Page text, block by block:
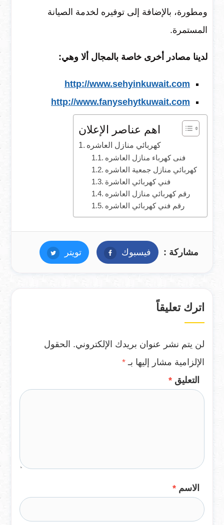
ومطورة، بالإضافة إلى توفيره لخدمة الصيانة
المستمرة.
لدينا مصادر أخرى خاصة بالمجال ألا وهي:
http://www.sehyinkuwait.com
http://www.fanysehytkuwait.com
اهم عناصر الإعلان
كهربائي منازل العاشره
فنى كهرباء منازل العاشره
كهربائي منازل جمعية العاشره
فني كهربائي العاشرة
رقم كهربائي منازل العاشره
رقم فني كهربائي العاشره
مشاركة : فيسبوك فيسبوكتويتر تويتر
اترك تعليقاً
لن يتم نشر عنوان بريدك الإلكتروني. الحقول
الإلزامية مشار إليها بـ *
التعليق *
الاسم *